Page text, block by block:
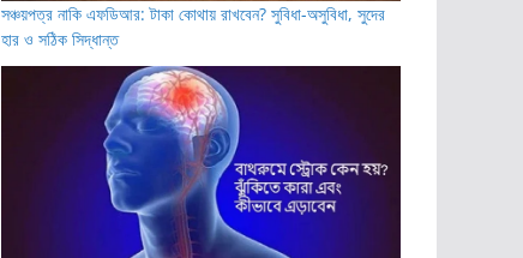
সঞ্চয়পত্র নাকি এফডিআর: টাকা কোথায় রাখবেন? সুবিধা-অসুবিধা, সুদের
হার ও সঠিক সিদ্ধান্ত